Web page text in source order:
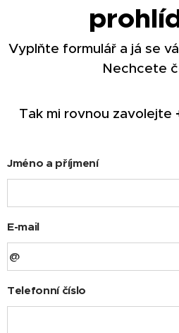
Vyplňte formulář a já se
Nechcete
Tak mi rovnou zavolejte
Jméno a příjmení
E-mail
Telefonní číslo